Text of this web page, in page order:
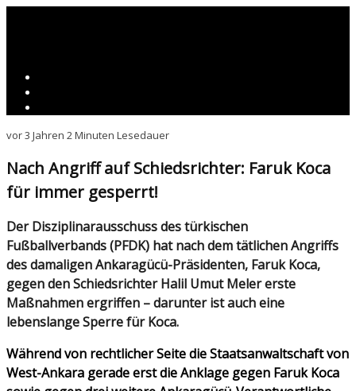
vor 3 Jahren 2 Minuten Lesedauer
Nach Angriff auf Schiedsrichter: Faruk Koca
für immer gesperrt!
Der Disziplinarausschuss des türkischen
Fußballverbands (PFDK) hat nach dem tätlichen Angriffs
des damaligen Ankaragücü-Präsidenten, Faruk Koca,
gegen den Schiedsrichter Halil Umut Meler erste
Maßnahmen ergriffen – darunter ist auch eine
lebenslange Sperre für Koca.
Während von rechtlicher Seite die Staatsanwaltschaft von
West-Ankara gerade erst die Anklage gegen Faruk Koca